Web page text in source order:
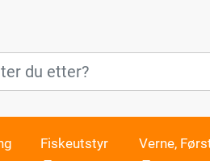
Fiskeutstyr Verne,